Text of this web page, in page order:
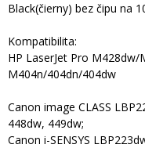
Black(čierny) bez čipu na
Kompatibilita:
HP LaserJet Pro
M404n/404dn/404dw
Canon image CLASS
448dw, 449dw;
Canon i-SENSYS